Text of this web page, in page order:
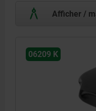
Afficher /
06209 K